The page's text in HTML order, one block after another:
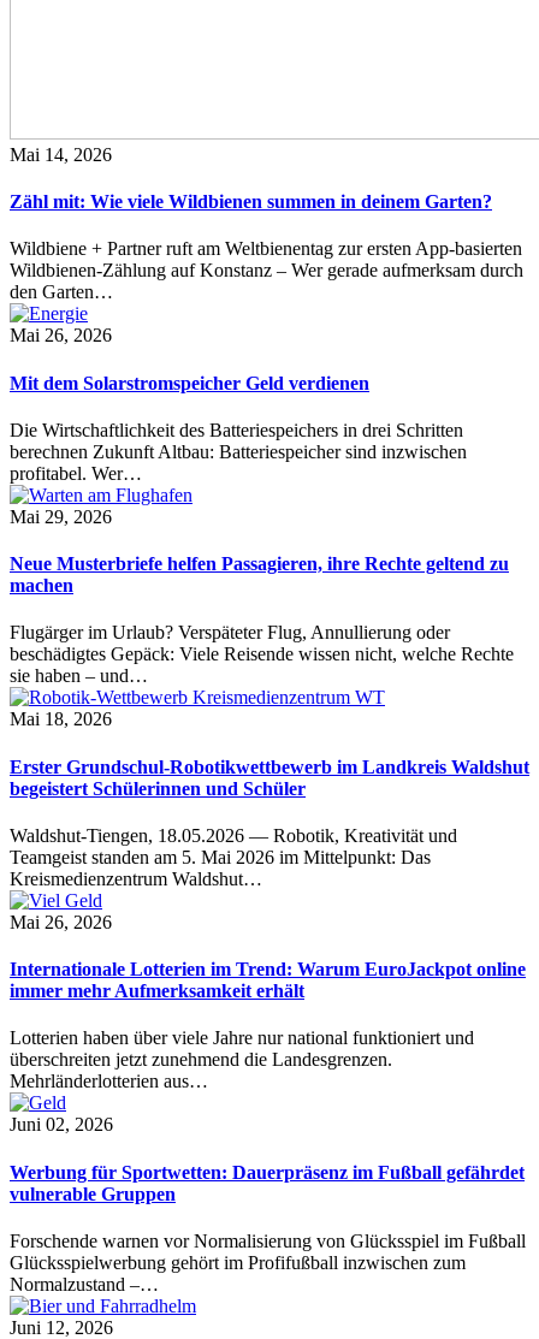
Mai 14, 2026
Zähl mit: Wie viele Wildbienen summen in deinem Garten?
Wildbiene + Partner ruft am Weltbienentag zur ersten App-basierten
Wildbienen-Zählung auf Konstanz – Wer gerade aufmerksam durch
den Garten…
Mai 26, 2026
Mit dem Solarstromspeicher Geld verdienen
Die Wirtschaftlichkeit des Batteriespeichers in drei Schritten
berechnen Zukunft Altbau: Batteriespeicher sind inzwischen
profitabel. Wer…
Mai 29, 2026
Neue Musterbriefe helfen Passagieren, ihre Rechte geltend zu
machen
Flugärger im Urlaub? Verspäteter Flug, Annullierung oder
beschädigtes Gepäck: Viele Reisende wissen nicht, welche Rechte
sie haben – und…
Mai 18, 2026
Erster Grundschul-Robotikwettbewerb im Landkreis Waldshut
begeistert Schülerinnen und Schüler
Waldshut-Tiengen, 18.05.2026 — Robotik, Kreativität und
Teamgeist standen am 5. Mai 2026 im Mittelpunkt: Das
Kreismedienzentrum Waldshut…
Mai 26, 2026
Internationale Lotterien im Trend: Warum EuroJackpot online
immer mehr Aufmerksamkeit erhält
Lotterien haben über viele Jahre nur national funktioniert und
überschreiten jetzt zunehmend die Landesgrenzen.
Mehrländerlotterien aus…
Juni 02, 2026
Werbung für Sportwetten: Dauerpräsenz im Fußball gefährdet
vulnerable Gruppen
Forschende warnen vor Normalisierung von Glücksspiel im Fußball
Glücksspielwerbung gehört im Profifußball inzwischen zum
Normalzustand –…
Juni 12, 2026